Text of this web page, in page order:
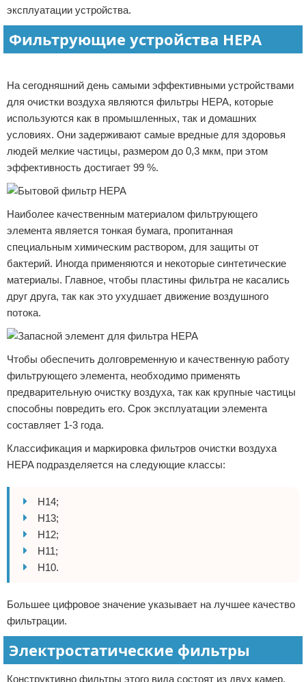
эксплуатации устройства.
Фильтрующие устройства HEPA
На сегодняшний день самыми эффективными устройствами
для очистки воздуха являются фильтры HEPA, которые
используются как в промышленных, так и домашних
условиях. Они задерживают самые вредные для здоровья
людей мелкие частицы, размером до 0,3 мкм, при этом
эффективность достигает 99 %.
Наиболее качественным материалом фильтрующего
элемента является тонкая бумага, пропитанная
специальным химическим раствором, для защиты от
бактерий. Иногда применяются и некоторые синтетические
материалы. Главное, чтобы пластины фильтра не касались
друг друга, так как это ухудшает движение воздушного
потока.
Чтобы обеспечить долговременную и качественную работу
фильтрующего элемента, необходимо применять
предварительную очистку воздуха, так как крупные частицы
способны повредить его. Срок эксплуатации элемента
составляет 1-3 года.
Классификация и маркировка фильтров очистки воздуха
HEPA подразделяется на следующие классы:
H14;
H13;
H12;
H11;
H10.
Большее цифровое значение указывает на лучшее качество
фильтрации.
Электростатические фильтры
Конструктивно фильтры этого вида состоят из двух камер.